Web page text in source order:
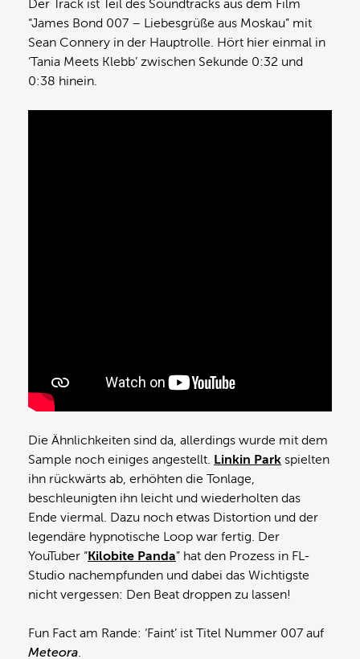
Der Track ist Teil des Soundtracks aus dem Film
“James Bond 007 – Liebesgrüße aus Moskau” mit
Sean Connery in der Hauptrolle. Hört hier einmal in
‘Tania Meets Klebb’ zwischen Sekunde 0:32 und
0:38 hinein.
Die Ähnlichkeiten sind da, allerdings wurde mit dem
Sample noch einiges angestellt. Linkin Park spielten
ihn rückwärts ab, erhöhten die Tonlage,
beschleunigten ihn leicht und wiederholten das
Ende viermal. Dazu noch etwas Distortion und der
legendäre hypnotische Loop war fertig. Der
YouTuber “Kilobite Panda” hat den Prozess in FL-
Studio nachempfunden und dabei das Wichtigste
nicht vergessen: Den Beat droppen zu lassen!
Fun Fact am Rande: ‘Faint’ ist Titel Nummer 007 auf
Meteora.